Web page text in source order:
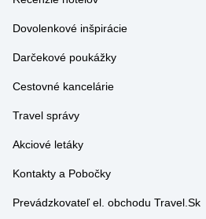
Darčekové poukážky
Cestovné kancelárie
Travel správy
Akciové letáky
Kontakty a Pobočky
Prevádzkovateľ el. obchodu Travel.Sk
Obchodné podmienky el. obchodu